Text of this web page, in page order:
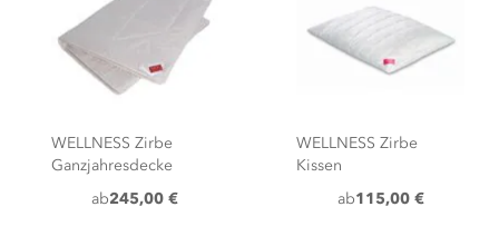
WELLNESS Zirbe
Ganzjahresdecke
ab245,00 €
WELLNESS Zirbe
Kissen
ab115,00 €